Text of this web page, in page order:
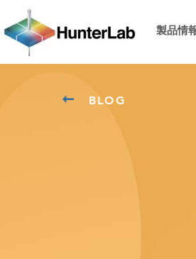
製品情
BLOG